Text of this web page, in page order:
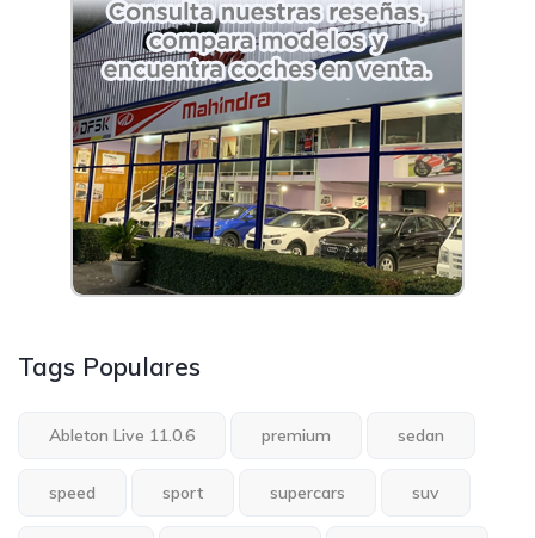
Tags Populares
Ableton Live 11.0.6 premium sedan
speed sport supercars suv